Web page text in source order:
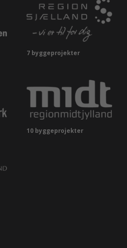
7 byggeprojekter
10 byggeprojekter